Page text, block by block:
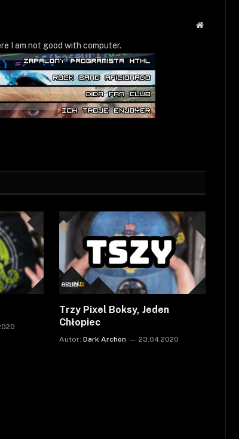
Strona
I am not good with computer.
Trzy Pixel Boksy, Jeden
Chłopiec
Autor: Dark Archon 23.04.2020